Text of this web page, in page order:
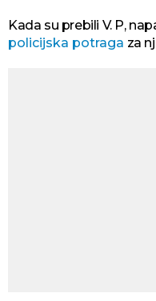
Kada su prebili V. P,
policijska potraga za